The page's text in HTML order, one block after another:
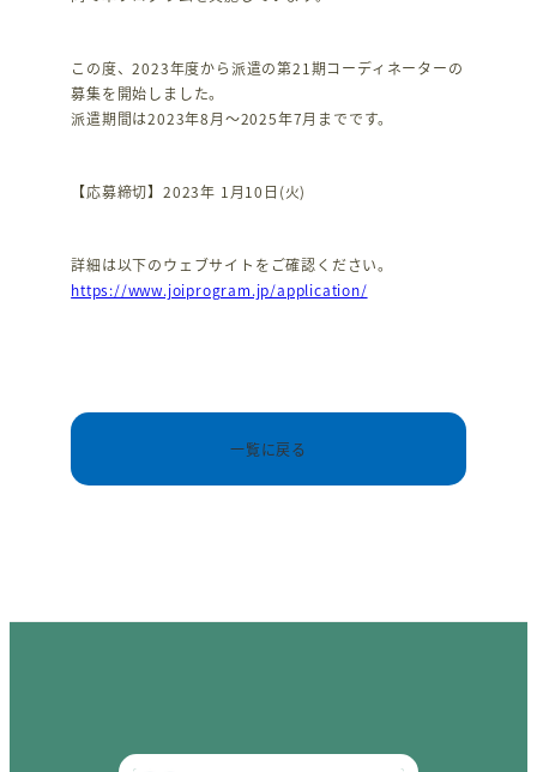
この度、2023年度から派遣の第21期コーディネーターの
募集を開始しました。
派遣期間は2023年8月～2025年7月までです。
【応募締切】2023年 1月10日(火)
詳細は以下のウェブサイトをご確認ください。
https://www.joiprogram.jp/application/
一覧に戻る